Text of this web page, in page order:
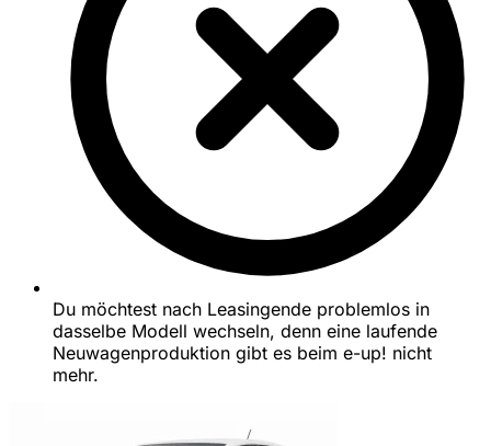
Du möchtest nach Leasingende problemlos in
dasselbe Modell wechseln, denn eine laufende
Neuwagenproduktion gibt es beim e-up! nicht
mehr.